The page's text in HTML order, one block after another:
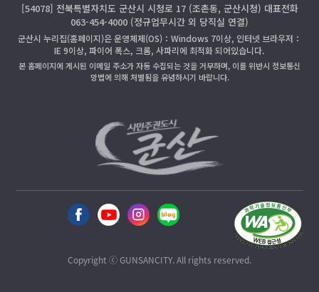
[54078] 전북특별자치도 군산시 시청로 17 (조촌동, 군산시청) 대표전화
063-454-4000 (정규업무시간 외 당직실 연결)
군산시 누리집(홈페이지)은 운영체제(OS)：Windows 7이상, 인터넷 브라우저：
IE 9이상, 파이어 폭스, 크롬, 사파리에 최적화 되어있습니다.
본 홈페이지에 게시된 이메일 주소가 자동 수집되는 것을 거부하며, 이를 위반시 정보통신
망법에 의해 처벌됨을 유념하시기 바랍니다.
Copyright ⓒ GUNSANCITY. All rights reserved.